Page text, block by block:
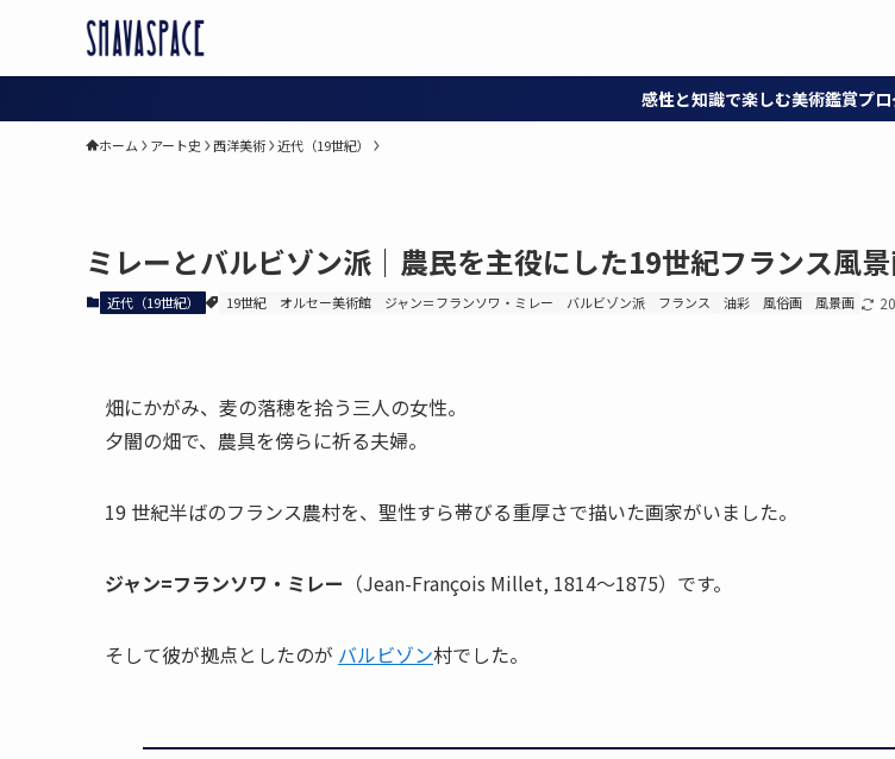
感性と知識で楽しむ美術鑑賞プ
ホーム アート史 西洋美術 近代（19世紀）
ミレーとバルビゾン派｜農民を主役にした19世紀フランス風
近代（19世紀） 19世紀 オルセー美術館 ジャン＝フランソワ・ミレー バルビゾン派 フランス 油彩 風俗画 風景画
畑にかがみ、麦の落穂を拾う三人の女性。
夕闇の畑で、農具を傍らに祈る夫婦。
19 世紀半ばのフランス農村を、聖性すら帯びる重厚さで描いた画家がいました。
ジャン=フランソワ・ミレー （Jean-François Millet, 1814〜1875）です。
そして彼が拠点としたのが バルビゾン村でした。